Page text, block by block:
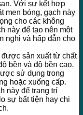
Với sự kết hợp
men bóng, gạch này
cho các không
này để tạo nên một
nghi và hấp dẫn cho
được sản xuất từ chất
bền và độ bền cao.
sử dụng trong
hoặc xuống cấp.
này để trang trí
sự bất tiện hay chi